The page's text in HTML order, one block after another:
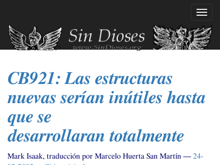
contenido
principal
CB921: Las estructuras
nuevas serían inútiles hasta
que se
desarrollaran totalmente
Mark Isaak, traducción por Marcelo Huerta San Martín
24-